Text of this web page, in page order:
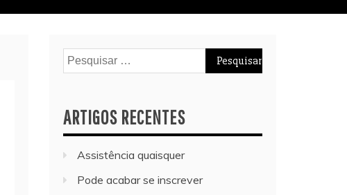
Pesquisar
por:
ARTIGOS RECENTES
Assistência quaisquer
Pode acabar se inscrever